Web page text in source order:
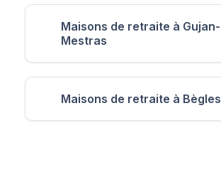
Maisons de retraite à Gujan-
Mestras
Maisons de retraite à Bègles